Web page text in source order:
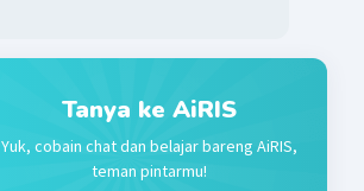
Tanya ke AiRIS
Yuk, cobain chat dan belajar bareng AiRIS,
teman pintarmu!